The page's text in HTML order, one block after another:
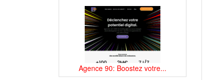
Agence 90: Boostez votre...